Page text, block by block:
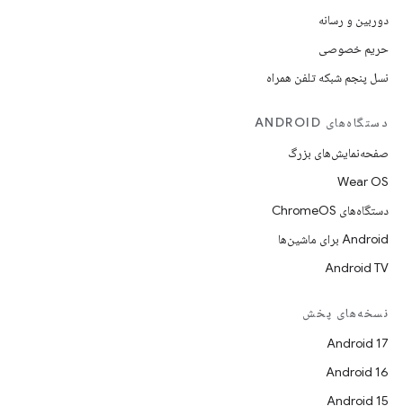
دوربین و رسانه
حریم خصوصی
نسل پنجم شبکه تلفن همراه
دستگاه‌های ANDROID
صفحه‌نمایش‌های بزرگ
Wear OS
دستگاه‌های ChromeOS
Android برای ماشین‌ها
Android TV
نسخه‌های پخش
Android 17
Android 16
Android 15